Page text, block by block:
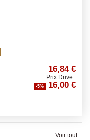
16,84 €
Prix Drive :
-5% 16,00 €
Voir tout